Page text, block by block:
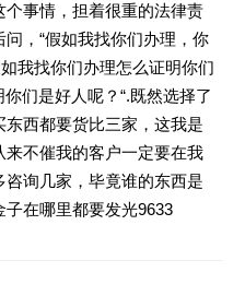
事情，担着很重的法律责
，“假如我找你们办理，你
我找你们办理怎么证明你们
们是好人呢？“.既然选择了
西都要货比三家，这我是
不催我的客户一定要在我
询几家，毕竟谁的东西是
在哪里都要发光9633